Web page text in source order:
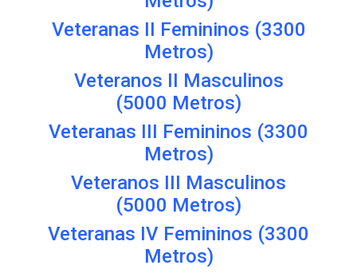
Veteranas II Femininos (3300
Metros)
Veteranos II Masculinos
(5000 Metros)
Veteranas III Femininos (3300
Metros)
Veteranos III Masculinos
(5000 Metros)
Veteranas IV Femininos (3300
Metros)